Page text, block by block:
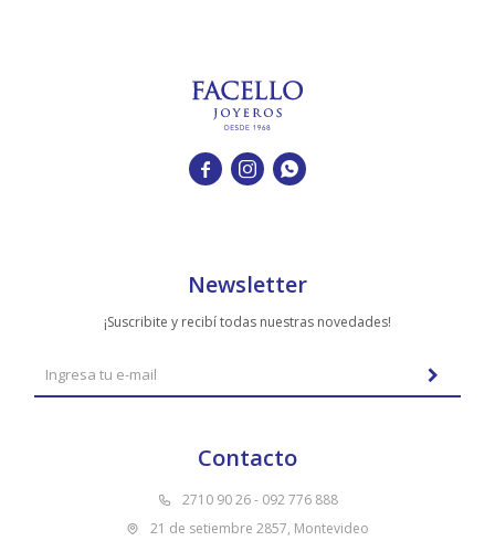
  
Contacto
2710 90 26 - 092 776 888
21 de setiembre 2857, Montevideo
Newsletter
¡Suscribite y recibí todas nuestras novedades!